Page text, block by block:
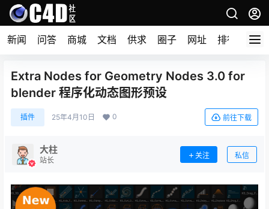
新闻 问答 商城 文档 供求 圈子 网址 排行榜
Extra Nodes for Geometry Nodes 3.0 for
blender 程序化动态图形预设
插件 25年4月10日 0 前往下载
大柱
站长
关注 私信